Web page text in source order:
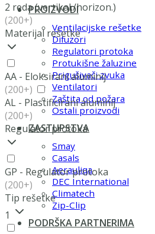
PROIZVODI
Ventilacijske rešetke
Difuzori
Regulatori protoka
Protukišne žaluzine
Prigušivači zvuka
Ventilatori
Zaštita od požara
Ostali proizvodi
ZASTUPSTVA
Smay
Casals
Aerauliqa
DEC International
Climatech
Zip-Clip
PODRŠKA PARTNERIMA
2 reda (vertikal./horizon.)
(200+)
Materijal rešetke
AA - Eloksirani aluminij
(200+)
AL - Plastificirani aluminij
(200+)
Regulator protoka
GP - Regulator protoka
(200+)
Tip rešetke
1